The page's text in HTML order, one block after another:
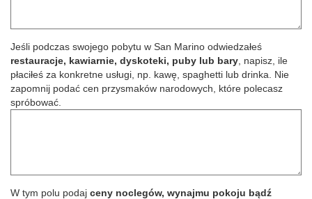
Jeśli podczas swojego pobytu w San Marino odwiedzałeś
restauracje, kawiarnie, dyskoteki, puby lub bary , napisz, ile
płaciłeś za konkretne usługi, np. kawę, spaghetti lub drinka. Nie
zapomnij podać cen przysmaków narodowych , które polecasz
spróbować.
W tym polu podaj ceny noclegów, wynajmu pokoju bądź